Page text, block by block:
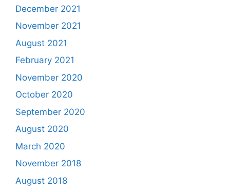
December 2021
November 2021
August 2021
February 2021
November 2020
October 2020
September 2020
August 2020
March 2020
November 2018
August 2018